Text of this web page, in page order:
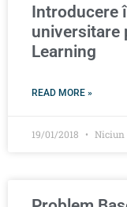
Introducere
universitare
Learning
READ MORE »
19/01/2018 Niciun